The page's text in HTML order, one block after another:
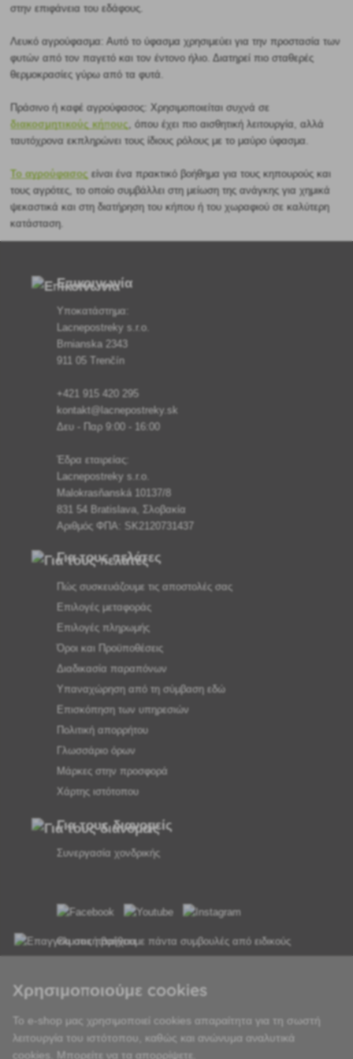
στην επιφάνεια του εδάφους.
Λευκό αγρούφασμα: Αυτό το ύφασμα χρησιμεύει για την προστασία των
φυτών από τον παγετό και τον έντονο ήλιο. Διατηρεί πιο σταθερές
θερμοκρασίες γύρω από τα φυτά.
Πράσινο ή καφέ αγρούφασος: Χρησιμοποιείται συχνά σε
διακοσμητικούς κήπους , όπου έχει πιο αισθητική λειτουργία, αλλά
ταυτόχρονα εκπληρώνει τους ίδιους ρόλους με το μαύρο ύφασμα.
Το αγρούφασος είναι ένα πρακτικό βοήθημα για τους κηπουρούς και
τους αγρότες, το οποίο συμβάλλει στη μείωση της ανάγκης για χημικά
ψεκαστικά και στη διατήρηση του κήπου ή του χωραφιού σε καλύτερη
κατάσταση.
Επικοινωνία
Υποκατάστημα:
Lacnepostreky s.r.o.
Brnianska 2343
911 05 Trenčín
+421 915 420 295
kontakt@lacnepostreky.sk
Δευ - Παρ 9:00 - 16:00
Έδρα εταιρείας:
Lacnepostreky s.r.o.
Malokrasňanská 10137/8
831 54 Bratislava, Σλοβακία
Αριθμός ΦΠΑ: SK2120731437
Για τους πελάτες
Πώς συσκευάζουμε τις αποστολές σας
Επιλογές μεταφοράς
Επιλογές πληρωμής
Όροι και Προϋποθέσεις
Διαδικασία παραπόνων
Υπαναχώρηση από τη σύμβαση εδώ
Επισκόπηση των υπηρεσιών
Πολιτική απορρήτου
Γλωσσάριο όρων
Μάρκες στην προσφορά
Χάρτης ιστότοπου
Για τους διανομείς
Συνεργασία χονδρικής
Θα σας παρέχουμε πάντα συμβουλές από ειδικούς
Παράδοση εντός 24 ωρών από Δευτέρα έως Παρασκευή
Χρησιμοποιούμε cookies
Το e-shop μας χρησιμοποιεί cookies απαραίτητα για τη σωστή
λειτουργία του ιστότοπου, καθώς και ανώνυμα αναλυτικά
cookies. Μπορείτε να τα απορρίψετε.